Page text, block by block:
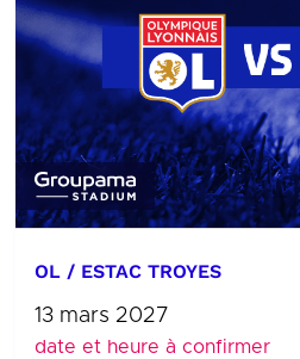
OL / ESTAC TROYES
13 mars 2027
date et heure à confirmer